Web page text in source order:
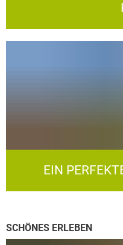
EIN
SCHÖNES ERLEBEN